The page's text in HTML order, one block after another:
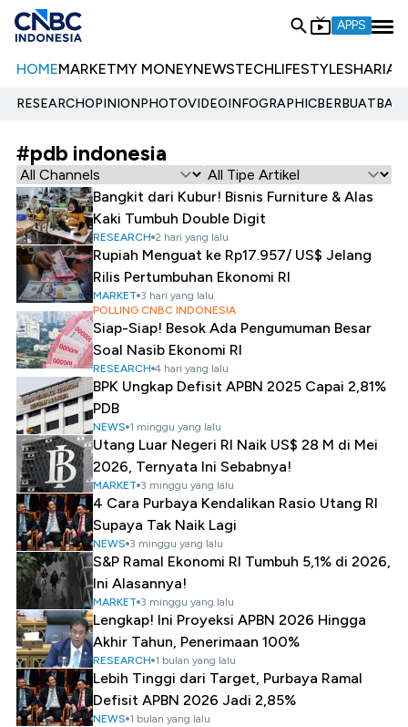
APPS
HOMEMARKETMY MONEYNEWSTECHLIFESTYLESHARIA
RESEARCHOPINIONPHOTOVIDEOINFOGRAPHIC
#pdb indonesia
Bangkit dari Kubur! Bisnis Furniture & Alas
Kaki Tumbuh Double Digit
RESEARCH 2 hari yang lalu
Rupiah Menguat ke Rp17.957/ US$ Jelang
Rilis Pertumbuhan Ekonomi RI
MARKET 3 hari yang lalu
POLLING CNBC INDONESIA
Siap-Siap! Besok Ada Pengumuman Besar
Soal Nasib Ekonomi RI
RESEARCH 4 hari yang lalu
BPK Ungkap Defisit APBN 2025 Capai 2,81%
PDB
NEWS 1 minggu yang lalu
Utang Luar Negeri RI Naik US$ 28 M di Mei
2026, Ternyata Ini Sebabnya!
MARKET 3 minggu yang lalu
4 Cara Purbaya Kendalikan Rasio Utang RI
Supaya Tak Naik Lagi
NEWS 3 minggu yang lalu
S&P Ramal Ekonomi RI Tumbuh 5,1% di 2026,
Ini Alasannya!
MARKET 3 minggu yang lalu
Lengkap! Ini Proyeksi APBN 2026 Hingga
Akhir Tahun, Penerimaan 100%
RESEARCH 1 bulan yang lalu
Lebih Tinggi dari Target, Purbaya Ramal
Defisit APBN 2026 Jadi 2,85%
NEWS 1 bulan yang lalu